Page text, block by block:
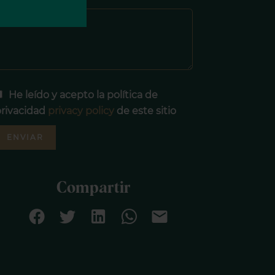
He leído y acepto la política de
privacy policy de este sitio
ENVIAR
Compartir